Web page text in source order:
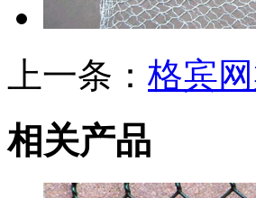
上一条： 格宾
相关产品